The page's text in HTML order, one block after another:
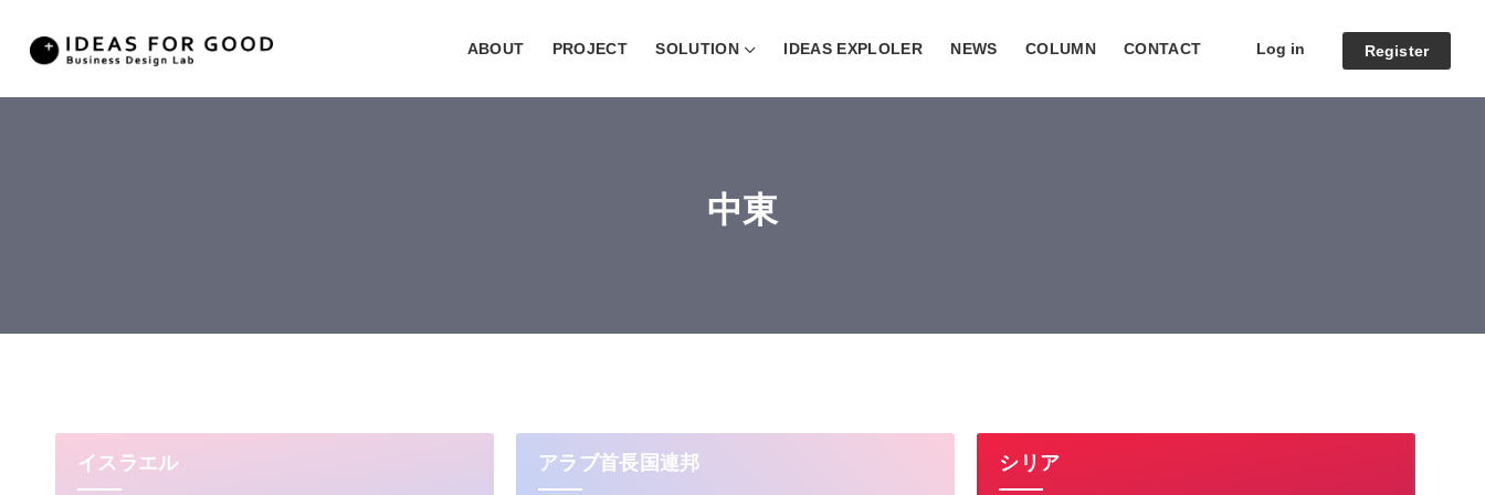
ABOUT PROJECT SOLUTION IDEAS EXPLOLER NEWS COLUMN CONTACT Log in Register
中東
イスラエル アラブ首長国連邦 シリア